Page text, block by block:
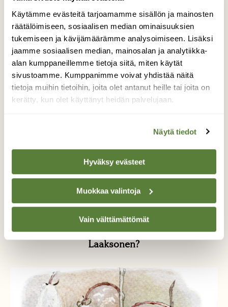
Käytämme evästeitä tarjoamamme sisällön ja mainosten
räätälöimiseen, sosiaalisen median ominaisuuksien
tukemiseen ja kävijämäärämme analysoimiseen. Lisäksi
jaamme sosiaalisen median, mainosalan ja analytiikka-
alan kumppaneillemme tietoja siitä, miten käytät
sivustoamme. Kumppanimme voivat yhdistää näitä
tietoja muihin tietoihin, joita olet antanut heille tai joita on
kerätty, kun olet käyttänyt heidän palvelujaan.
Näytä tiedot
Hyväksy evästeet
Muokkaa valintoja
Vain välttämättömät
LINNUT
Nyt luontoon: Seuraa koskeloiden kalastusta
RETKIVINKIT
Nyt luontoon: Mitä tehdä joulun aikaan, Heli
Laaksonen?